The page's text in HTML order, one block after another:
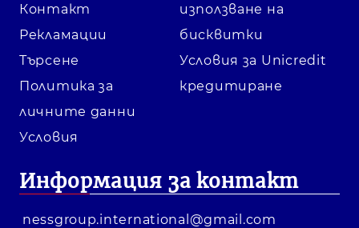
Контакт
Рекламации
Търсене
Политика за
личните данни
Условия
използване на
бисквитки
Условия за Unicredit
кредитиране
Информация за контакт
nessgroup.international@gmail.com